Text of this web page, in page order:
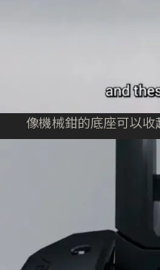
像機械鉗的底座可以